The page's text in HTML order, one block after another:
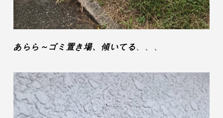
あらら～ゴミ置き場、傾いてる、、、